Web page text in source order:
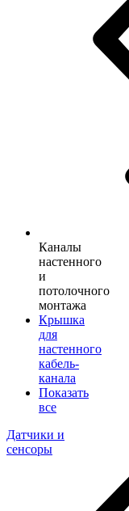
Каналы
настенного
и
потолочного
монтажа
Крышка
для
настенного
кабель-
канала
Показать
все
Датчики и
сенсоры